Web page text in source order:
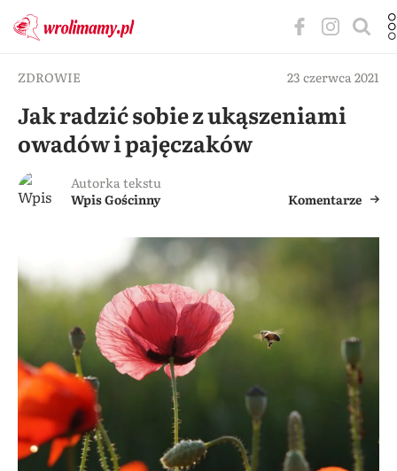
ZDROWIE 23 czerwca 2021
Jak radzić sobie z ukąszeniami
owadów i pajęczaków
Autorka tekstu
Wpis Gościnny
Komentarze